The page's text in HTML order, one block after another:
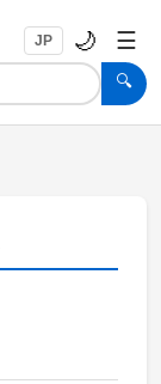
🔍
JP 🌙 ☰